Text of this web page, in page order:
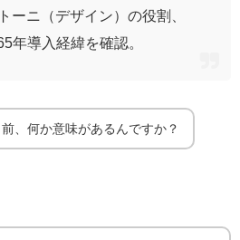
ーニ（デザイン）の役割、
年導入経緯を確認。
前、何か意味があるんですか？